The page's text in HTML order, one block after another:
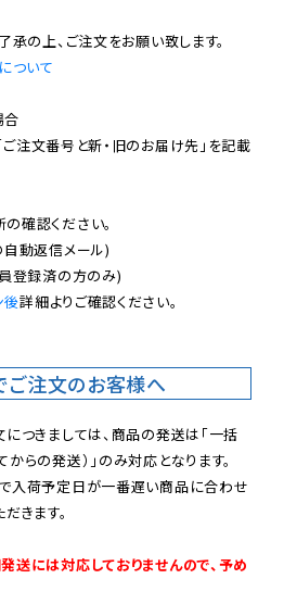
ついて
ご注文番号と新・旧のお届け先」を記載
確認ください。
自動返信メール)
登録済の方のみ)
後詳細よりご確認ください。
ご注文のお客様へ
につきましては、商品の発送は「一括
らの発送）」のみ対応となります。
入荷予定日が一番遅い商品に合わせ
きます。
送には対応しておりませんので、予め